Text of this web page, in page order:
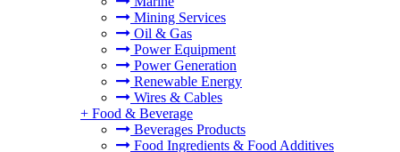
Mining Services
Oil & Gas
Power Equipment
Power Generation
Renewable Energy
Wires & Cables
+ Food & Beverage
Beverages Products
Food Ingredients & Food Additives